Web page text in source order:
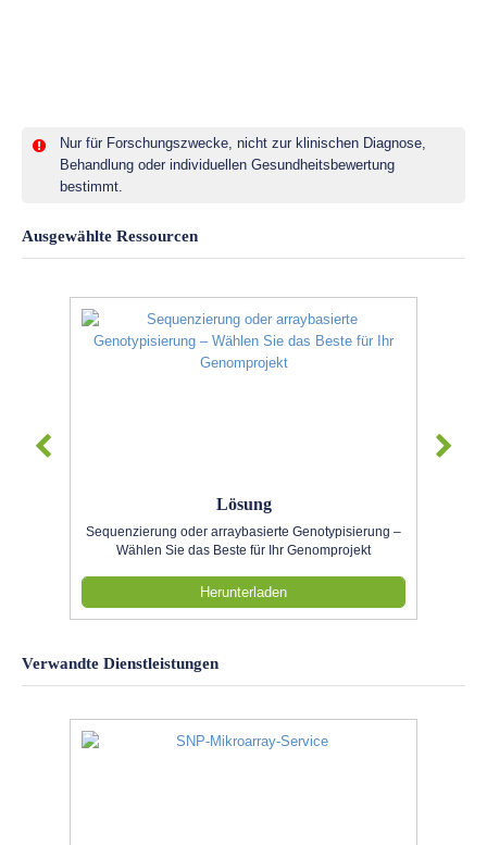
Nur für Forschungszwecke, nicht zur klinischen Diagnose,
Behandlung oder individuellen Gesundheitsbewertung
bestimmt.
Ausgewählte Ressourcen
Lösung
Sequenzierung oder arraybasierte Genotypisierung –
Wählen Sie das Beste für Ihr Genomprojekt
Herunterladen
Verwandte Dienstleistungen